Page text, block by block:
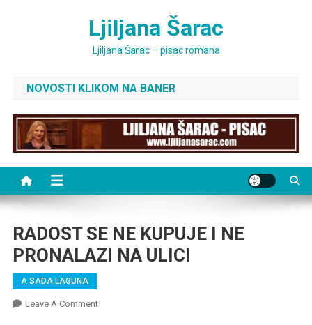
Ljiljana Šarac
Ljiljana Šarac – pisac romana
NOVOSTI KLIKOM NA BANER
RADOST SE NE KUPUJE I NE
PRONALAZI NA ULICI
A SADA LAGUNA
Leave A CommentOn